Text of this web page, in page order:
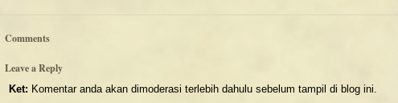
Comments
Leave a Reply
Ket: Komentar anda akan dimoderasi terlebih dahulu sebelum tampil di blog ini.